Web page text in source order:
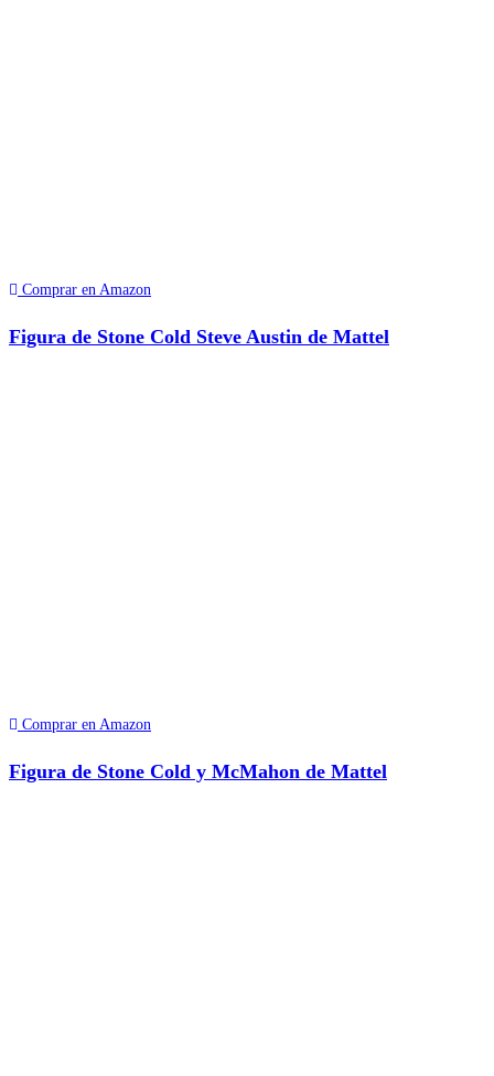
Comprar en Amazon
Figura de Stone Cold Steve Austin de Mattel
Comprar en Amazon
Figura de Stone Cold y McMahon de Mattel